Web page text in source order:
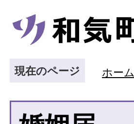
現在のページ ホーム